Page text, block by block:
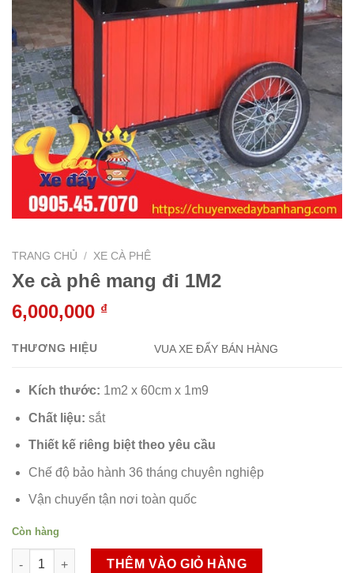
TRANG CHỦ / XE CÀ PHÊ
Xe cà phê mang đi 1M2
6,000,000 ₫
THƯƠNG HIỆU VUA XE ĐẨY BÁN HÀNG
Kích thước: 1m2 x 60cm x 1m9
Chất liệu: sắt
Thiết kế riêng biệt theo yêu cầu
Chế độ bảo hành 36 tháng chuyên nghiệp
Vận chuyển tận nơi toàn quốc
Còn hàng
Xe cà phê mang đi 1M2 số lượng
THÊM VÀO GIỎ HÀNG